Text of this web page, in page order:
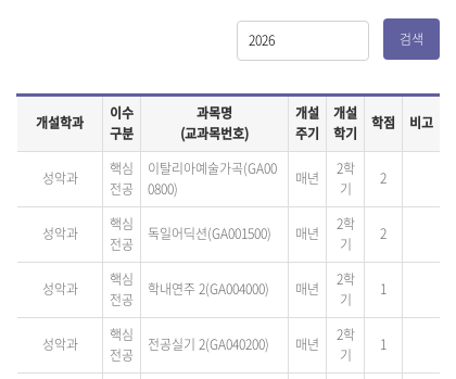
검색
개설학과
이수
구분
과목명
(교과목번호)
개설
주기
개설
학기
학점 비고
성악과
핵심
전공
이탈리아예술가곡(GA00
0800)
매년
2학
기
2
성악과
핵심
전공
독일어딕션(GA001500) 매년
2학
기
2
성악과
핵심
전공
학내연주 2(GA004000) 매년
2학
기
1
성악과
핵심
전공
전공실기 2(GA040200) 매년
2학
기
1